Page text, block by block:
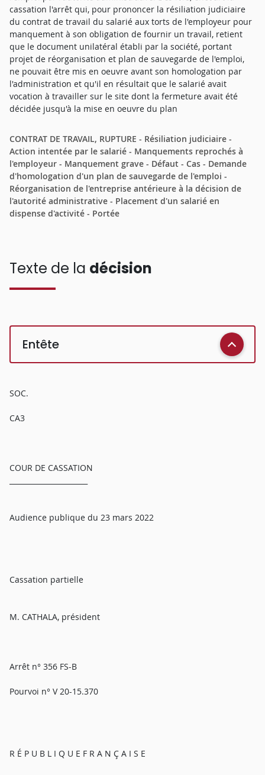
cassation l'arrêt qui, pour prononcer la résiliation judiciaire
du contrat de travail du salarié aux torts de l'employeur pour
manquement à son obligation de fournir un travail, retient
que le document unilatéral établi par la société, portant
projet de réorganisation et plan de sauvegarde de l'emploi,
ne pouvait être mis en oeuvre avant son homologation par
l'administration et qu'il en résultait que le salarié avait
vocation à travailler sur le site dont la fermeture avait été
décidée jusqu'à la mise en oeuvre du plan
CONTRAT DE TRAVAIL, RUPTURE - Résiliation judiciaire -
Action intentée par le salarié - Manquements reprochés à
l'employeur - Manquement grave - Défaut - Cas - Demande
d'homologation d'un plan de sauvegarde de l'emploi -
Réorganisation de l'entreprise antérieure à la décision de
l'autorité administrative - Placement d'un salarié en
dispense d'activité - Portée
Texte de la décision
Entête
SOC.
CA3
COUR DE CASSATION
Audience publique du 23 mars 2022
Cassation partielle
M. CATHALA, président
Arrêt n° 356 FS-B
Pourvoi n° V 20-15.370
R É P U B L I Q U E F R A N Ç A I S E